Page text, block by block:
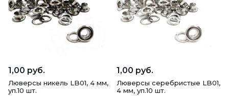
1,00 руб.
Люверсы никель LB01, 4 мм,
уп.10 шт.
1,00 руб.
Люверсы серебристые LB01,
4 мм, уп.10 шт.